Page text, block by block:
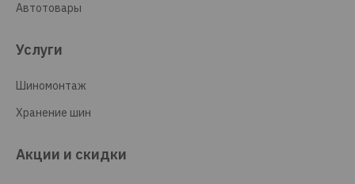
Автотовары
Услуги
Шиномонтаж
Хранение шин
Акции и скидки